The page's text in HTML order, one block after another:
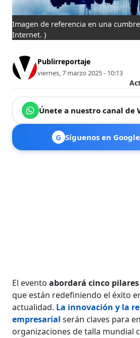
Imagen de referencia en una
Internet. )
Publirreportaje
viernes, 7 marzo 2025 - 10:13
Únete a nuestro canal de
G Síguenos en
El eventoabordará cinco
que están redefiniendo el éxito
actualidad. La innovación y la
empresarial serán claves para
organizaciones de talla mundial